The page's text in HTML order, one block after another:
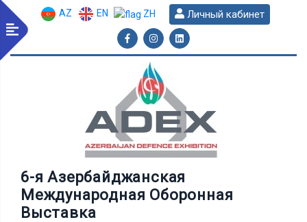
AZ EN ZH Личный кабинет
6-я Азербайджанская
Международная Оборонная
Выставка